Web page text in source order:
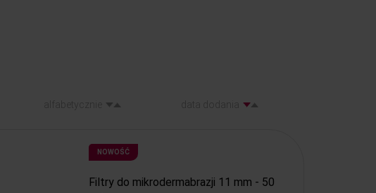
alfabetycznie data dodania
NOWOŚĆ
Filtry do mikrodermabrazji 11 mm - 50